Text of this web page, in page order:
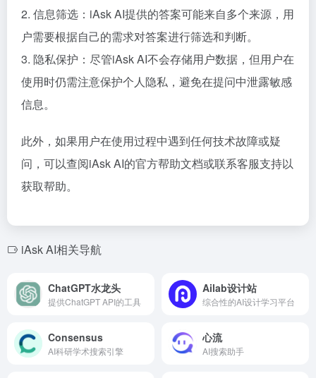
2. 信息筛选：iAsk AI提供的答案可能来自多个来源，用
户需要根据自己的需求对答案进行筛选和判断。
3. 隐私保护：尽管iAsk AI不会存储用户数据，但用户在
使用时仍需注意保护个人隐私，避免在提问中泄露敏感
信息。
此外，如果用户在使用过程中遇到任何技术故障或疑
问，可以查阅iAsk AI的官方帮助文档或联系客服支持以
获取帮助。
iAsk AI相关导航
ChatGPT水龙头
提供ChatGPT API的工具
Ailab设计站
综合性的AI设计学习平台
Consensus
AI科研学术搜索引擎
心流
AI搜索助手